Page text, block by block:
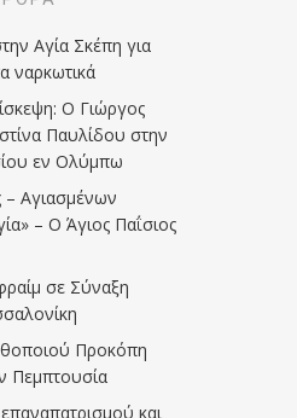
Αγία Σκέπη για
ναρκωτικά
Ο Γιώργος
Παυλίδου στην
εν Ολύμπω
– Αγιασμένων
– Ο Άγιος Παΐσιος
σε Σύναξη
Προκόπη
Πεμπτουσία
και